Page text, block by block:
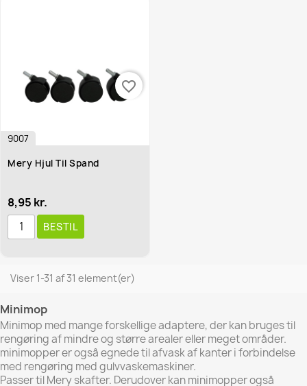
9007
Mery Hjul Til Spand
8,95 kr.
BESTIL
favorite_border
Viser 1-31 af 31 element(er)
Minimop
Minimop med mange forskellige adaptere, der kan bruges til
rengøring af mindre og større arealer eller meget områder.
minimopper er også egnede til afvask af kanter i forbindelse
med rengøring med gulvvaskemaskiner.
Passer til Mery skafter. Derudover kan minimopper også